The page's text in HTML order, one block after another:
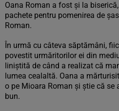
Oana Roman a fost și la
pachete pentru pomenirea de
Roman.
În urmă cu câteva săptămâni,
povestit urmăritorilor ei din
liniștită de când a realizat că
lumea cealaltă. Oana a
o pe Mioara Roman și știe că
bun.